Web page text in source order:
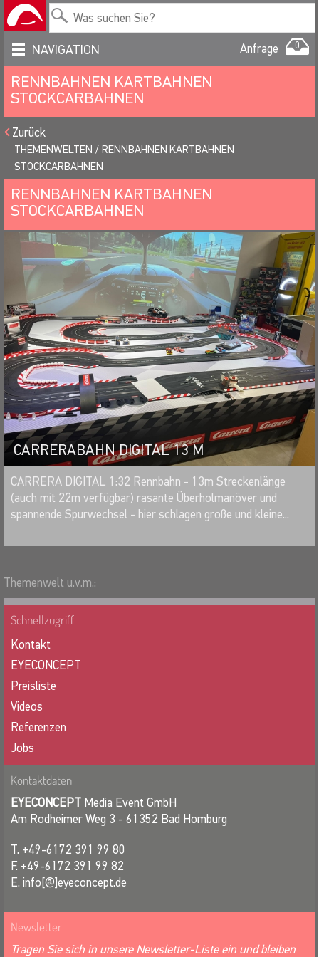
NAVIGATION Anfrage 0
RENNBAHNEN KARTBAHNEN
STOCKCARBAHNEN
Zurück
THEMENWELTEN
RENNBAHNEN KARTBAHNEN
STOCKCARBAHNEN
RENNBAHNEN KARTBAHNEN
STOCKCARBAHNEN
CARRERABAHN DIGITAL 13 M
MERKEN
CARRERA DIGITAL 1:32 Rennbahn - 13m Streckenlänge
(auch mit 22m verfügbar) rasante Überholmanöver und
spannende Spurwechsel - hier schlagen große und kleine...
Themenwelt u.v.m.:
Schnellzugriff
Kontakt
EYECONCEPT
Preisliste
Videos
Referenzen
Jobs
Kontaktdaten
EYECONCEPT Media Event GmbH
Am Rodheimer Weg 3 - 61352 Bad Homburg
T. +49-6172 391 99 80
F. +49-6172 391 99 82
E. info[@]eyeconcept.de
Newsletter
Tragen Sie sich in unsere Newsletter-Liste ein und bleiben